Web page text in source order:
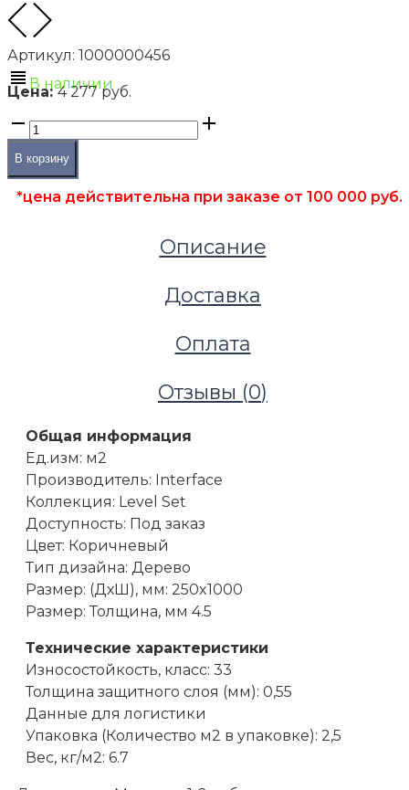
Напольные покрытия
ПВХ виниловая плитка
ПВХ плитка Interface Woodgrains A00423 Rustic
Артикул: 1000000456
В наличии
Цена:4 277 руб.
В корзину
*цена действительна при заказе от 100 000 руб.
Описание
Доставка
Оплата
Отзывы (0)
Общая информация
Ед.изм: м2
Производитель: Interface
Коллекция: Level Set
Доступность: Под заказ
Цвет: Коричневый
Тип дизайна: Дерево
Размер: (ДхШ), мм: 250x1000
Размер: Толщина, мм 4.5
Технические характеристики
Износостойкость, класс: 33
Толщина защитного слоя (мм): 0,55
Данные для логистики
Упаковка (Количество м2 в упаковке): 2,5
Вес, кг/м2: 6.7